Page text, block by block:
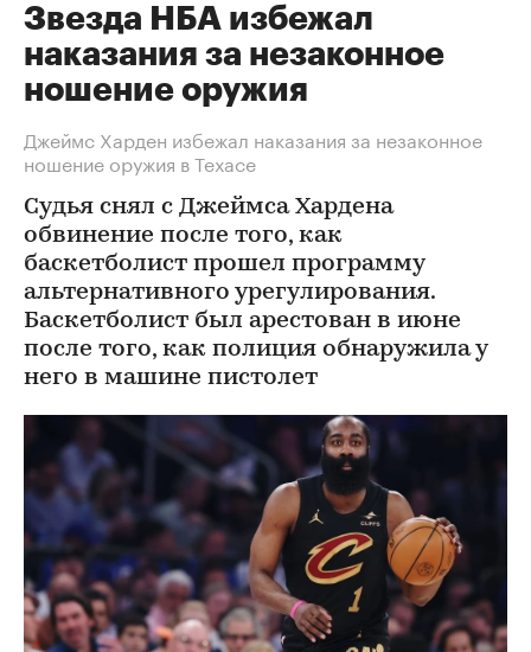
Звезда НБА избежал
наказания за незаконное
ношение оружия
Джеймс Харден избежал наказания за незаконное
ношение оружия в Техасе
Судья снял с Джеймса Хардена
обвинение после того, как
баскетболист прошел программу
альтернативного урегулирования.
Баскетболист был арестован в июне
после того, как полиция обнаружила у
него в машине пистолет